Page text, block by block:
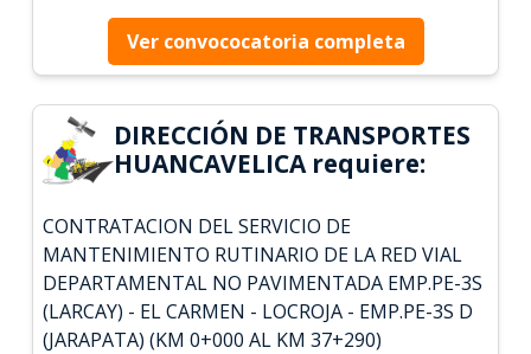
Ver convococatoria completa
DIRECCIÓN DE TRANSPORTES
HUANCAVELICA requiere:
CONTRATACION DEL SERVICIO DE
MANTENIMIENTO RUTINARIO DE LA RED VIAL
DEPARTAMENTAL NO PAVIMENTADA EMP.PE-3S
(LARCAY) - EL CARMEN - LOCROJA - EMP.PE-3S D
(JARAPATA) (KM 0+000 AL KM 37+290)